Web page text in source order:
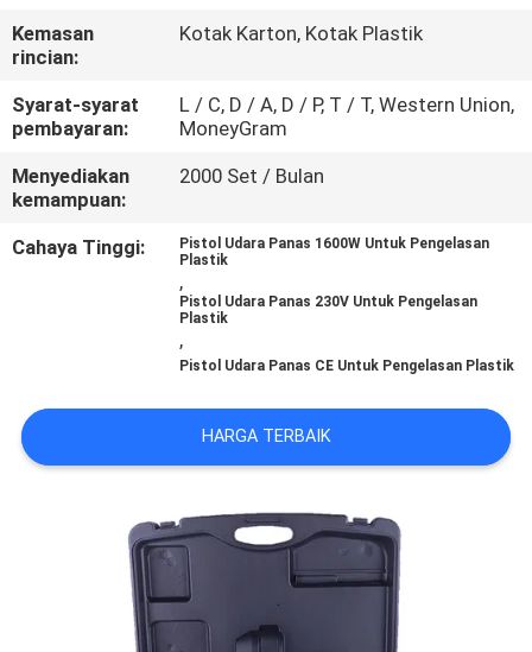
HUBUNGI
KAMI
BLOG
PERMINTAAN
PENAWARAN
PRIVACY
Kemasan
rincian:
Kotak Karton, Kotak Plastik
Syarat-syarat
pembayaran:
L / C, D / A, D / P, T / T, Western Union,
MoneyGram
Menyediakan
kemampuan:
2000 Set / Bulan
Cahaya Tinggi:
Pistol Udara Panas 1600W Untuk Pengelasan
Plastik
,
Pistol Udara Panas 230V Untuk Pengelasan
Plastik
,
Pistol Udara Panas CE Untuk Pengelasan Plastik
HARGA TERBAIK